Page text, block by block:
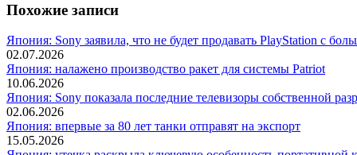
Похожие записи
Япония: Sony заявила, что не будет продавать PlayStation с
02.07.2026
Япония: налажено производство ракет для системы Patriot
10.06.2026
Япония: Sony показала последние телевизоры собственной
02.06.2026
Япония: впервые за 80 лет танки отправят на экспорт
15.05.2026